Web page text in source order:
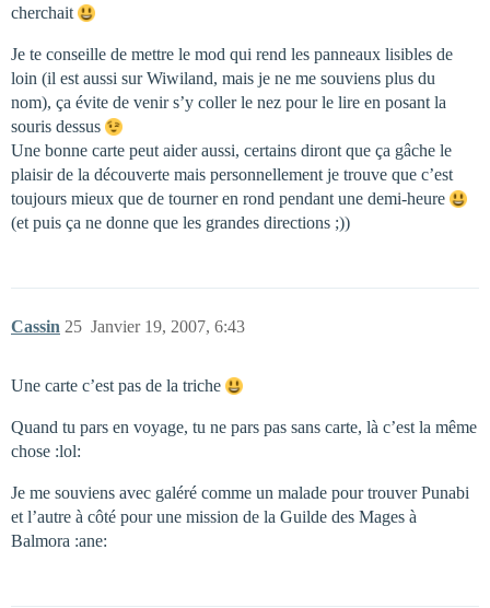
cherchait
Je te conseille de mettre le mod qui rend les panneaux lisibles de
loin (il est aussi sur Wiwiland, mais je ne me souviens plus du
nom), ça évite de venir s’y coller le nez pour le lire en posant la
souris dessus
Une bonne carte peut aider aussi, certains diront que ça gâche le
plaisir de la découverte mais personnellement je trouve que c’est
toujours mieux que de tourner en rond pendant une demi-heure
(et puis ça ne donne que les grandes directions ;))
Cassin Janvier 19, 2007, 6:43
25
Une carte c’est pas de la triche
Quand tu pars en voyage, tu ne pars pas sans carte, là c’est la même
chose :lol:
Je me souviens avec galéré comme un malade pour trouver Punabi
et l’autre à côté pour une mission de la Guilde des Mages à
Balmora :ane: